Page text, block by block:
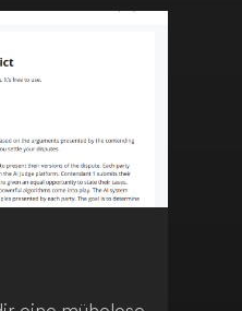
Newslettern
an.